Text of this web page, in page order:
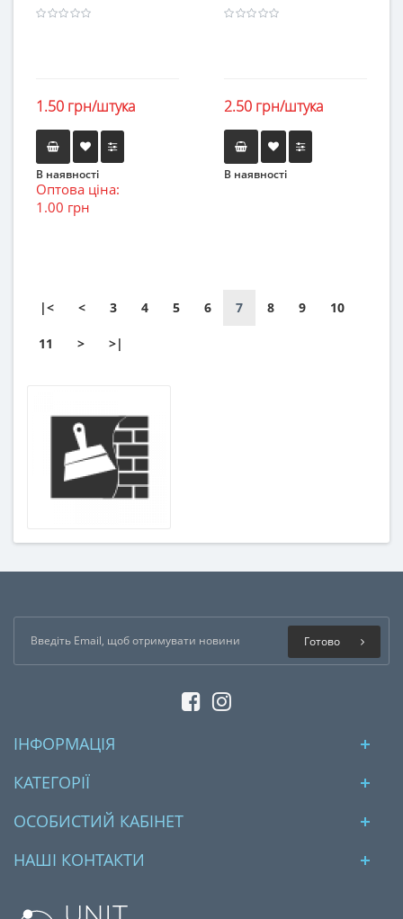
1.50 грн/штука
В наявності
Оптова ціна:
1.00 грн
2.50 грн/штука
В наявності
|< < 3 4 5 6 7 8 9 10
11 > >|
Готово
ІНФОРМАЦІЯ
КАТЕГОРІЇ
ОСОБИСТИЙ КАБІНЕТ
НАШІ КОНТАКТИ